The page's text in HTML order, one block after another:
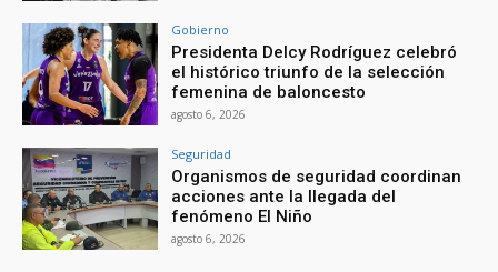
Gobierno
Presidenta Delcy Rodríguez celebró
el histórico triunfo de la selección
femenina de baloncesto
agosto 6, 2026
Seguridad
Organismos de seguridad coordinan
acciones ante la llegada del
fenómeno El Niño
agosto 6, 2026